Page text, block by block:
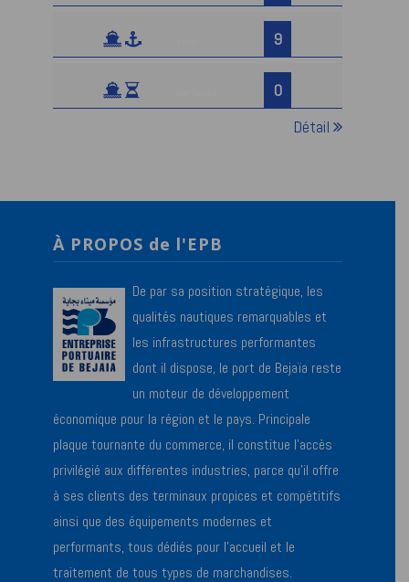
9
0
Détail
À PROPOS de l'EPB
De par sa position stratégique, les
qualités nautiques remarquables et
les infrastructures performantes
dont il dispose, le port de Bejaïa reste
un moteur de développement
économique pour la région et le pays. Principale
plaque tournante du commerce, il constitue l’accès
privilégié aux différentes industries, parce qu’il offre
à ses clients des terminaux propices et compétitifs
ainsi que des équipements modernes et
performants, tous dédiés pour l’accueil et le
traitement de tous types de marchandises.